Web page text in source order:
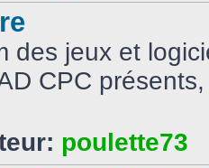
des jeux et
CPC
poulette73